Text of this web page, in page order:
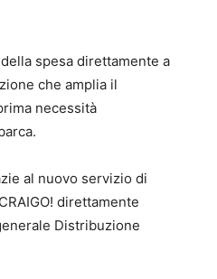
spesa direttamente a
che amplia il
necessità
al nuovo servizio di
direttamente
Distribuzione